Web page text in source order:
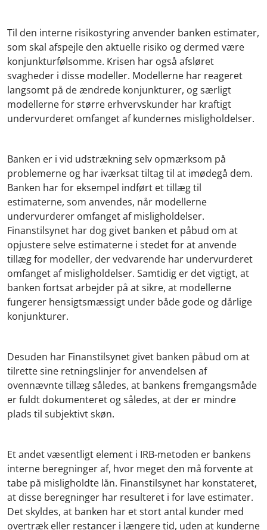
Til den interne risikostyring anvender banken estimater,
som skal afspejle den aktuelle risiko og dermed være
konjunkturfølsomme. Krisen har også afsløret
svagheder i disse modeller. Modellerne har reageret
langsomt på de ændrede konjunkturer, og særligt
modellerne for større erhvervskunder har kraftigt
undervurderet omfanget af kundernes misligholdelser.
Banken er i vid udstrækning selv opmærksom på
problemerne og har iværksat tiltag til at imødegå dem.
Banken har for eksempel indført et tillæg til
estimaterne, som anvendes, når modellerne
undervurderer omfanget af misligholdelser.
Finanstilsynet har dog givet banken et påbud om at
opjustere selve estimaterne i stedet for at anvende
tillæg for modeller, der vedvarende har undervurderet
omfanget af misligholdelser. Samtidig er det vigtigt, at
banken fortsat arbejder på at sikre, at modellerne
fungerer hensigtsmæssigt under både gode og dårlige
konjunkturer.
Desuden har Finanstilsynet givet banken påbud om at
tilrette sine retningslinjer for anvendelsen af
ovennævnte tillæg således, at bankens fremgangsmåde
er fuldt dokumenteret og således, at der er mindre
plads til subjektivt skøn.
Et andet væsentligt element i IRB-metoden er bankens
interne beregninger af, hvor meget den må forvente at
tabe på misligholdte lån. Finanstilsynet har konstateret,
at disse beregninger har resulteret i for lave estimater.
Det skyldes, at banken har et stort antal kunder med
overtræk eller restancer i længere tid, uden at kunderne